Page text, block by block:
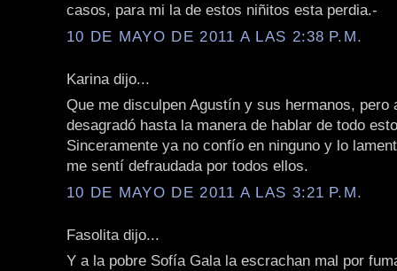
casos, para mi la de estos niñitos esta perdia.-
10 DE MAYO DE 2011 A LAS 2:38 P.M.
Karina dijo...
Que me disculpen Agustín y sus hermanos, pero
desagradó hasta la manera de hablar de todo
Sinceramente ya no confío en ninguno y lo
me sentí defraudada por todos ellos.
10 DE MAYO DE 2011 A LAS 3:21 P.M.
Fasolita dijo...
Y a la pobre Sofía Gala la escrachan mal por